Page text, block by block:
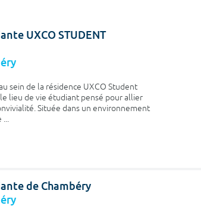
UXCO STUDENT
sein de la résidence UXCO Student
lieu de vie étudiant pensé pour allier
Située dans un environnement
...
de Chambéry